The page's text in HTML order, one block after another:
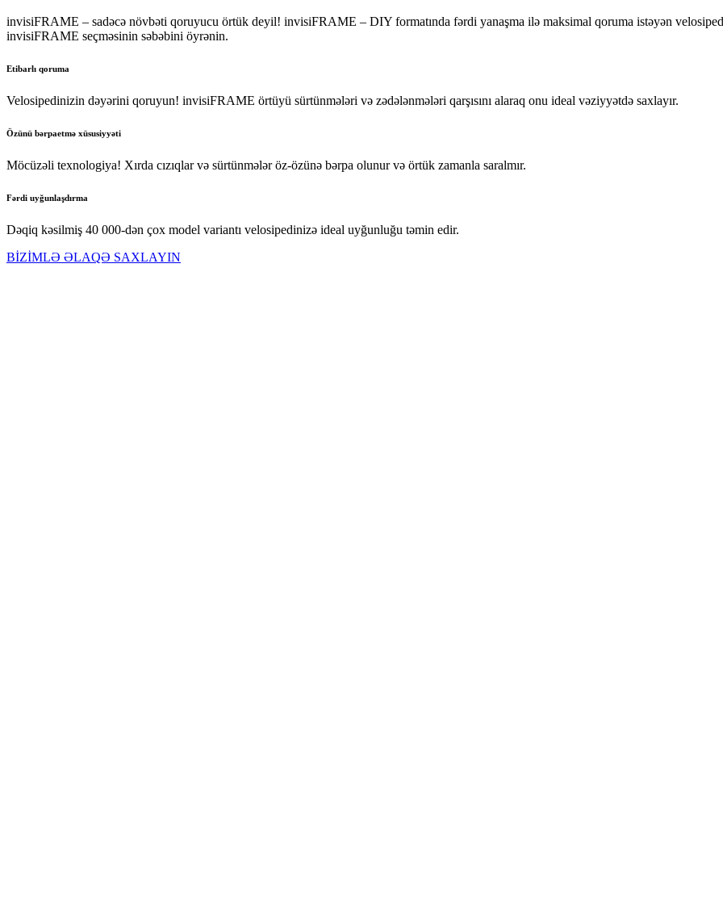
invisiFRAME – sadəcə növbəti qoruyucu örtük deyil! invisiFRAME – DIY formatında fərdi yanaşma ilə maksimal qoruma istəyən
invisiFRAME seçməsinin səbəbini öyrənin.
Etibarlı qoruma
Velosipedinizin dəyərini qoruyun! invisiFRAME örtüyü sürtünmələri və zədələnmələri qarşısını alaraq onu ideal vəziyyətdə saxlayır.
Özünü bərpaetmə xüsusiyyəti
Möcüzəli texnologiya! Xırda cızıqlar və sürtünmələr öz-özünə bərpa olunur və örtük zamanla saralmır.
Fərdi uyğunlaşdırma
Dəqiq kəsilmiş 40 000-dən çox model variantı velosipedinizə ideal uyğunluğu təmin edir.
BİZİMLƏ ƏLAQƏ SAXLAYIN